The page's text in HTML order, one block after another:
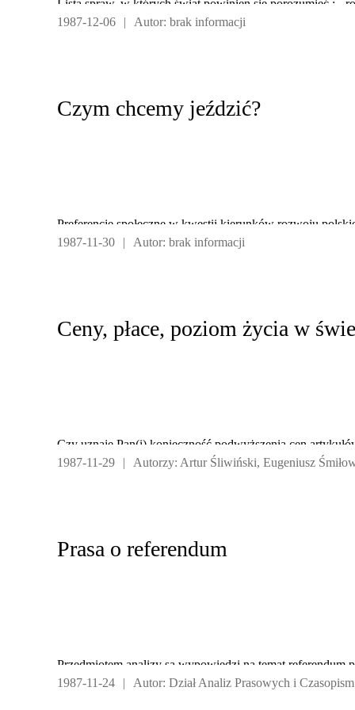
Lista spraw, w których świat powinien się porozumieć : -
1987-12-06
| Autor: brak informacji
Czym chcemy jeździć?
Preferencje społeczne w kwestii kierunków rozwoju
produkcję nowego modelu samochodu według własnych
1987-11-30 | Autor: brak informacji
Ceny, płace, poziom życia w
Czy uznaje Pan(i) konieczność podwyższenia cen
1987-11-29
| Autorzy: Artur Śliwiński, Eugeniusz
Prasa o referendum
Przedmiotem analizy są wypowiedzi na temat referendum
i tygodniowej w dwóch pierwszych dekadach listopada
1987-11-24 | Autor: Dział Analiz Prasowych i Czasopism